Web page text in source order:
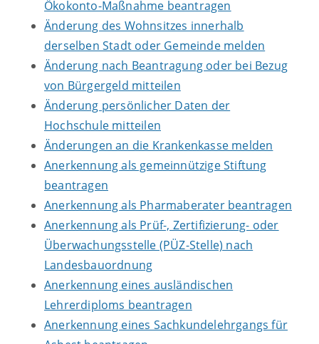
Ökokonto-Maßnahme beantragen
Änderung des Wohnsitzes innerhalb
derselben Stadt oder Gemeinde melden
Änderung nach Beantragung oder bei Bezug
von Bürgergeld mitteilen
Änderung persönlicher Daten der
Hochschule mitteilen
Änderungen an die Krankenkasse melden
Anerkennung als gemeinnützige Stiftung
beantragen
Anerkennung als Pharmaberater beantragen
Anerkennung als Prüf-, Zertifizierung- oder
Überwachungsstelle (PÜZ-Stelle) nach
Landesbauordnung
Anerkennung eines ausländischen
Lehrerdiploms beantragen
Anerkennung eines Sachkundelehrgangs für